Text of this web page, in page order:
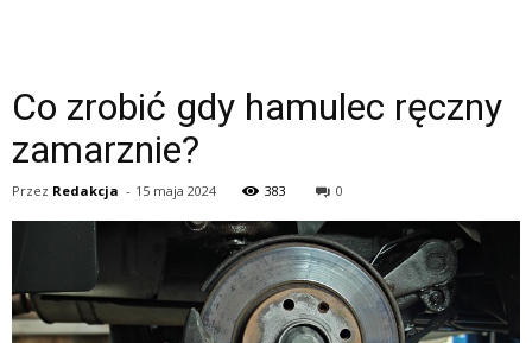
Co zrobić gdy hamulec ręczny
zamarznie?
Przez Redakcja - 15 maja 2024 383 0